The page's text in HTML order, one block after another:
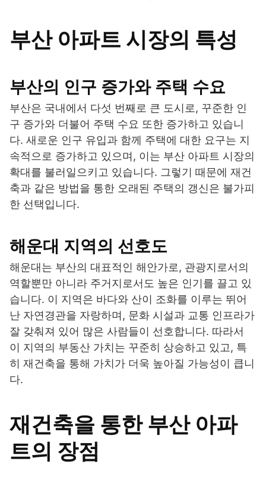
부산 아파트 시장의 특성
부산의 인구 증가와 주택 수요
부산은 국내에서 다섯 번째로 큰 도시로, 꾸준한 인
구 증가와 더불어 주택 수요 또한 증가하고 있습니
다. 새로운 인구 유입과 함께 주택에 대한 요구는 지
속적으로 증가하고 있으며, 이는 부산 아파트 시장의
확대를 불러일으키고 있습니다. 그렇기 때문에 재건
축과 같은 방법을 통한 오래된 주택의 갱신은 불가피
한 선택입니다.
해운대 지역의 선호도
해운대는 부산의 대표적인 해안가로, 관광지로서의
역할뿐만 아니라 주거지로서도 높은 인기를 끌고 있
습니다. 이 지역은 바다와 산이 조화를 이루는 뛰어
난 자연경관을 자랑하며, 문화 시설과 교통 인프라가
잘 갖춰져 있어 많은 사람들이 선호합니다. 따라서
이 지역의 부동산 가치는 꾸준히 상승하고 있고, 특
히 재건축을 통해 가치가 더욱 높아질 가능성이 큽니
다.
재건축을 통한 부산 아파
트의 장점